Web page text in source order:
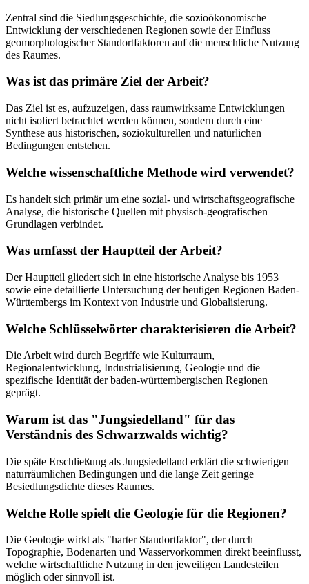
Zentral sind die Siedlungsgeschichte, die sozioökonomische
Entwicklung der verschiedenen Regionen sowie der Einfluss
geomorphologischer Standortfaktoren auf die menschliche Nutzung
des Raumes.
Was ist das primäre Ziel der Arbeit?
Das Ziel ist es, aufzuzeigen, dass raumwirksame Entwicklungen
nicht isoliert betrachtet werden können, sondern durch eine
Synthese aus historischen, soziokulturellen und natürlichen
Bedingungen entstehen.
Welche wissenschaftliche Methode wird verwendet?
Es handelt sich primär um eine sozial- und wirtschaftsgeografische
Analyse, die historische Quellen mit physisch-geografischen
Grundlagen verbindet.
Was umfasst der Hauptteil der Arbeit?
Der Hauptteil gliedert sich in eine historische Analyse bis 1953
sowie eine detaillierte Untersuchung der heutigen Regionen Baden-
Württembergs im Kontext von Industrie und Globalisierung.
Welche Schlüsselwörter charakterisieren die Arbeit?
Die Arbeit wird durch Begriffe wie Kulturraum,
Regionalentwicklung, Industrialisierung, Geologie und die
spezifische Identität der baden-württembergischen Regionen
geprägt.
Warum ist das "Jungsiedelland" für das
Verständnis des Schwarzwalds wichtig?
Die späte Erschließung als Jungsiedelland erklärt die schwierigen
naturräumlichen Bedingungen und die lange Zeit geringe
Besiedlungsdichte dieses Raumes.
Welche Rolle spielt die Geologie für die Regionen?
Die Geologie wirkt als "harter Standortfaktor", der durch
Topographie, Bodenarten und Wasservorkommen direkt beeinflusst,
welche wirtschaftliche Nutzung in den jeweiligen Landesteilen
möglich oder sinnvoll ist.